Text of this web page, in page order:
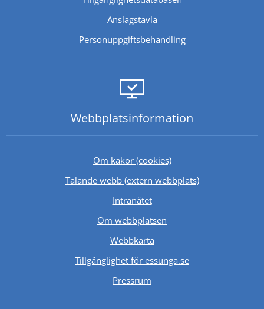
Anslagstavla
Personuppgiftsbehandling
Webbplats­information
Om kakor (cookies)
Talande webb (extern webbplats)Länk till annan
IntranätetLänk till annan webbplats.
Om webbplatsen
Webbkarta
Tillgänglighet för essunga.se
Pressrum